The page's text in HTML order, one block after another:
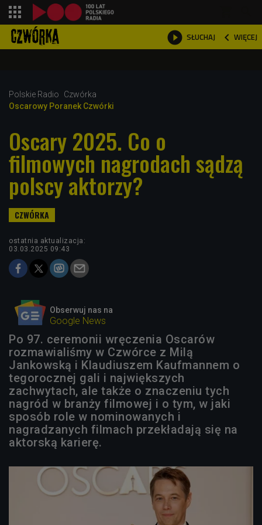
 SŁUCHAJ  WIĘCEJ

Polskie Radio
Czwórka
Oscarowy Poranek Czwórki
Oscary 2025. Co o
filmowych nagrodach sądzą
polscy aktorzy?
ostatnia aktualizacja:
03.03.2025 09:43
Obserwuj nas na
Google News
Po 97. ceremonii wręczenia Oscarów
rozmawialiśmy w Czwórce z Milą
Jankowską i Klaudiuszem Kaufmannem o
tegorocznej gali i największych
zachwytach, ale także o znaczeniu tych
nagród w branży filmowej i o tym, w jaki
sposób role w nominowanych i
nagradzanych filmach przekładają się na
aktorską karierę.